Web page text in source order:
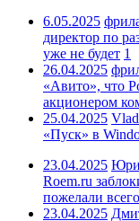
6.05.2025
директор по
уже не будет 1
26.04.2025
«Авито», что
акционером
25.04.2025
«Пуск» в
23.04.2025
Roem.ru
пожелали
23.04.2025